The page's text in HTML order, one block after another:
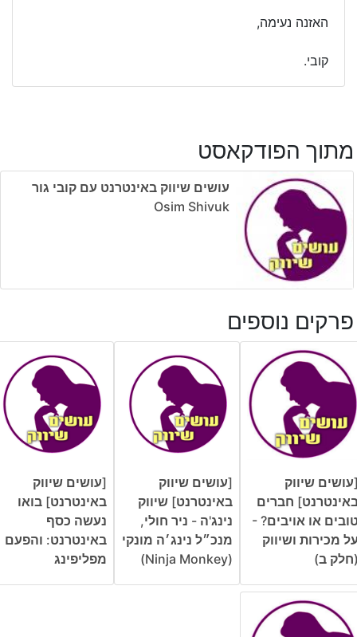
האזנה נעימה,
קובי.
מתוך הפודקאסט
עושים שיווק באינטרנט עם קובי גור
Osim Shivuk
פרקים נוספים
שיווק
חברים
או אויבים? -
מכירות ושיווק
ב)
[עושים שיווק
באינטרנט] שיווק
נינג'ה - ניר חולי,
מנכ״ל נינג׳ה מונקי
(Ninja Monkey)
[עושים שיווק
באינטרנט] בואו
נעשה כסף
באינטרנט: והפעם
מפליפינג